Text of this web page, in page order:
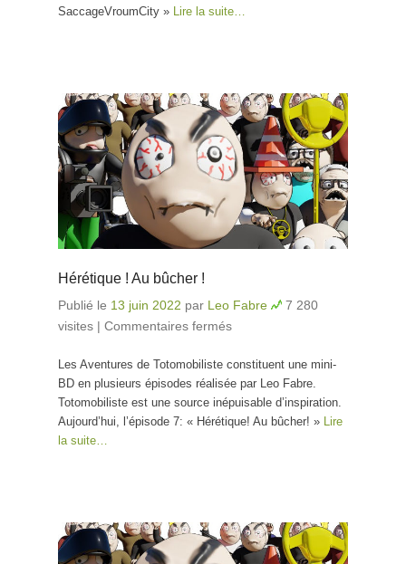
SaccageVroumCity » Lire la suite…
Hérétique ! Au bûcher !
Publié le 13 juin 2022 par Leo Fabre
7 280
visites | Commentaires fermés
Les Aventures de Totomobiliste constituent une mini-
BD en plusieurs épisodes réalisée par Leo Fabre.
Totomobiliste est une source inépuisable d’inspiration.
Aujourd’hui, l’épisode 7: « Hérétique! Au bûcher! » Lire
la suite…